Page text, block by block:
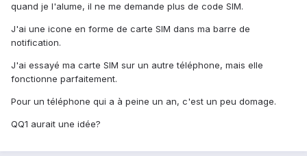
quand je l'alume, il ne me demande plus de code SIM.
J'ai une icone en forme de carte SIM dans ma barre de
notification.
J'ai essayé ma carte SIM sur un autre téléphone, mais elle
fonctionne parfaitement.
Pour un téléphone qui a à peine un an, c'est un peu domage.
QQ1 aurait une idée?